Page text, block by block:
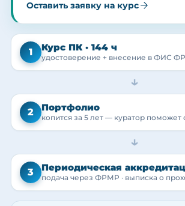
Оставить заявку на курс
1 Курс ПК · 144 ч
удостоверение + внесение в ФИС
→
2 Портфолио
копится за 5 лет — куратор поможет
→
3 Периодическая
подача через ФРМР · выписка о